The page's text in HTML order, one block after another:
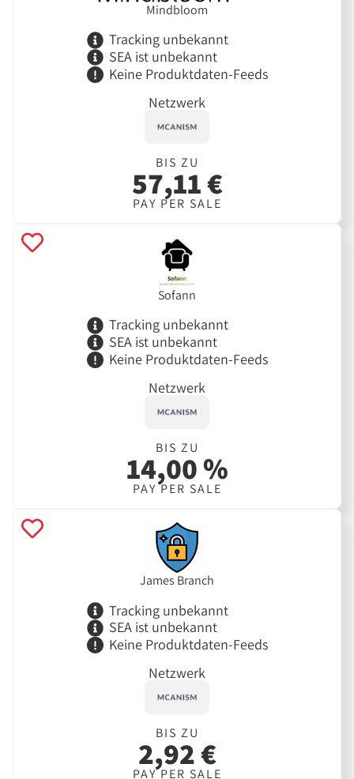
Mindbloom
Tracking unbekannt
SEA ist unbekannt
Keine Produktdaten-Feeds
Netzwerk
BIS ZU
57,11 €
PAY PER SALE
Sofann
Tracking unbekannt
SEA ist unbekannt
Keine Produktdaten-Feeds
Netzwerk
BIS ZU
14,00 %
PAY PER SALE
James Branch
Tracking unbekannt
SEA ist unbekannt
Keine Produktdaten-Feeds
Netzwerk
BIS ZU
2,92 €
PAY PER SALE